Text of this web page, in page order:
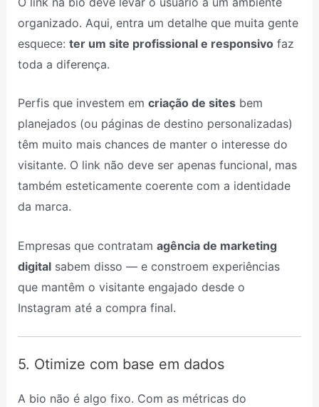
organizado. Aqui, entra um detalhe que muita gente
esquece: ter um site profissional e responsivofaz
toda a diferença.
Perfis que investem em criação de sitesbem
planejados (ou páginas de destino personalizadas)
têm muito mais chances de manter o interesse do
visitante. O link não deve ser apenas funcional, mas
também esteticamente coerente com a identidade
da marca.
Empresas que contratam agência de marketing
digitalsabem disso — e constroem experiências
que mantêm o visitante engajado desde o
Instagram até a compra final.
5. Otimize com base em dados
A bio não é algo fixo. Com as métricas do